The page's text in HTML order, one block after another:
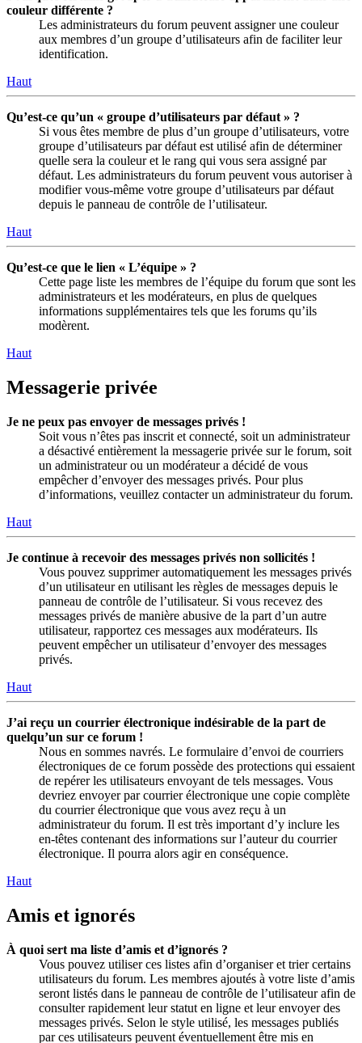
couleur différente ?
Les administrateurs du forum peuvent assigner une couleur
aux membres d’un groupe d’utilisateurs afin de faciliter leur
identification.
Haut
Qu’est-ce qu’un « groupe d’utilisateurs par défaut » ?
Si vous êtes membre de plus d’un groupe d’utilisateurs, votre
groupe d’utilisateurs par défaut est utilisé afin de déterminer
quelle sera la couleur et le rang qui vous sera assigné par
défaut. Les administrateurs du forum peuvent vous autoriser à
modifier vous-même votre groupe d’utilisateurs par défaut
depuis le panneau de contrôle de l’utilisateur.
Haut
Qu’est-ce que le lien « L’équipe » ?
Cette page liste les membres de l’équipe du forum que sont les
administrateurs et les modérateurs, en plus de quelques
informations supplémentaires tels que les forums qu’ils
modèrent.
Haut
Messagerie privée
Je ne peux pas envoyer de messages privés !
Soit vous n’êtes pas inscrit et connecté, soit un administrateur
a désactivé entièrement la messagerie privée sur le forum, soit
un administrateur ou un modérateur a décidé de vous
empêcher d’envoyer des messages privés. Pour plus
d’informations, veuillez contacter un administrateur du forum.
Haut
Je continue à recevoir des messages privés non sollicités !
Vous pouvez supprimer automatiquement les messages privés
d’un utilisateur en utilisant les règles de messages depuis le
panneau de contrôle de l’utilisateur. Si vous recevez des
messages privés de manière abusive de la part d’un autre
utilisateur, rapportez ces messages aux modérateurs. Ils
peuvent empêcher un utilisateur d’envoyer des messages
privés.
Haut
J’ai reçu un courrier électronique indésirable de la part de
quelqu’un sur ce forum !
Nous en sommes navrés. Le formulaire d’envoi de courriers
électroniques de ce forum possède des protections qui essaient
de repérer les utilisateurs envoyant de tels messages. Vous
devriez envoyer par courrier électronique une copie complète
du courrier électronique que vous avez reçu à un
administrateur du forum. Il est très important d’y inclure les
en-têtes contenant des informations sur l’auteur du courrier
électronique. Il pourra alors agir en conséquence.
Haut
Amis et ignorés
À quoi sert ma liste d’amis et d’ignorés ?
Vous pouvez utiliser ces listes afin d’organiser et trier certains
utilisateurs du forum. Les membres ajoutés à votre liste d’amis
seront listés dans le panneau de contrôle de l’utilisateur afin de
consulter rapidement leur statut en ligne et leur envoyer des
messages privés. Selon le style utilisé, les messages publiés
par ces utilisateurs peuvent éventuellement être mis en